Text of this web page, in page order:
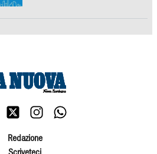
Redazione